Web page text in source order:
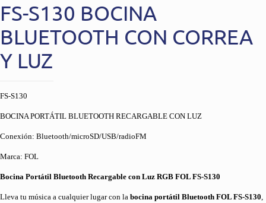
FS-S130 BOCINA
BLUETOOTH CON CORREA
Y LUZ
FS-S130
BOCINA PORTÁTIL BLUETOOTH RECARGABLE CON LUZ
Conexión: Bluetooth/microSD/USB/radioFM
Marca: FOL
Bocina Portátil Bluetooth Recargable con Luz RGB FOL FS-S130
Lleva tu música a cualquier lugar con la bocina portátil Bluetooth FOL FS-S130,